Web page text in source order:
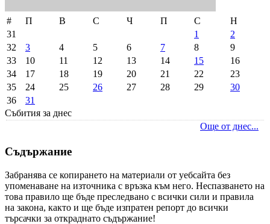
# П В С Ч П С
Н
31
1
2
32
3 4 5 6 7 8
9
33
10 11 12 13 14 15
16
34
17 18 19 20 21 22
23
35
24 25 26 27 28 29
30
36
31
Събития за днес
Още от днес...
Съдържание
Забранява се копирането на материали от уебсайта без
упоменаване на източника с връзка към него. Неспазването на
това правило ще бъде преследвано с всички сили и правила
на закона, както и ще бъде изпратен репорт до всички
търсачки за откраднато съдържание!